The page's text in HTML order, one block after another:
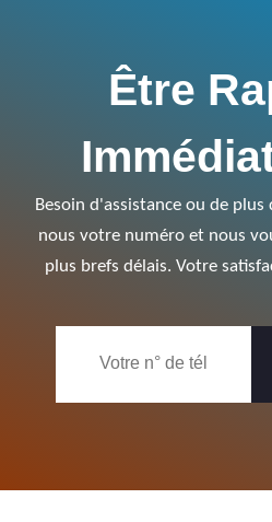
Être
Besoin d'assistance ou de
nous votre numéro et nous
plus brefs délais. Votre